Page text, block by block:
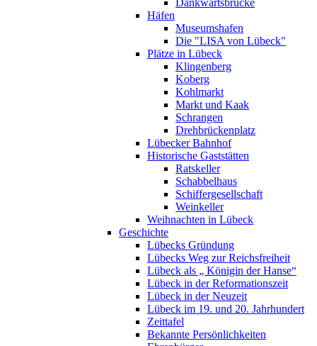
Dankwartsbrücke
Häfen
Museumshafen
Die "LISA von Lübeck"
Plätze in Lübeck
Klingenberg
Koberg
Kohlmarkt
Markt und Kaak
Schrangen
Drehbrückenplatz
Lübecker Bahnhof
Historische Gaststätten
Ratskeller
Schabbelhaus
Schiffergesellschaft
Weinkeller
Weihnachten in Lübeck
Geschichte
Lübecks Gründung
Lübecks Weg zur Reichsfreiheit
Lübeck als „ Königin der Hanse“
Lübeck in der Reformationszeit
Lübeck in der Neuzeit
Lübeck im 19. und 20. Jahrhundert
Zeittafel
Bekannte Persönlichkeiten